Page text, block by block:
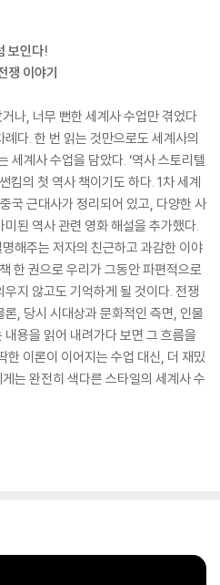
보인다!
쟁 이야기
나, 너무 뻔한 세계사 수업만 겪었다
다. 한 번 읽는 것만으로도 세계사의
세계사 수업을 담았다. ‘역사 스토리텔
킴의 첫 역사 책이기도 하다. 1차 세계
국 근대사가 정리되어 있고, 다양한 사
된 역사 관련 영화 해설을 추가했다.
해주는 저자의 친근하고 과감한 이야
한 권으로 우리가 그동안 파편적으로
지 않고도 기억하게 될 것이다. 전쟁
, 당시 시대상과 문화적인 측면, 인물
용을 읽어 내려가다 보면 그 흐름을
한 이론이 이어지는 수업 대신, 더 재밌
는 완전히 색다른 스타일의 세계사 수